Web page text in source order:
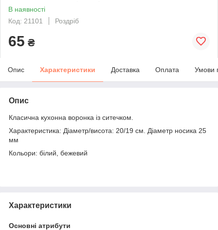
В наявності
Код: 21101
Роздріб
65 ₴
Опис Характеристики Доставка Оплата Умови
Опис
Класична кухонна воронка із ситечком.
Характеристика: Діаметр/висота: 20/19 см. Діаметр носика 25
мм
Кольори: білий, бежевий
Характеристики
Основні атрибути